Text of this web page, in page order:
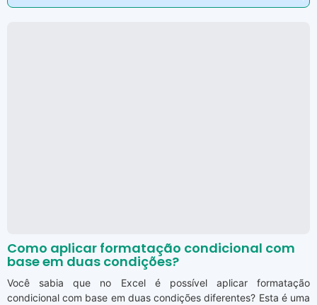
Como aplicar formatação condicional com
base em duas condições?
Você sabia que no Excel é possível aplicar formatação
condicional com base em duas condições diferentes? Esta é uma